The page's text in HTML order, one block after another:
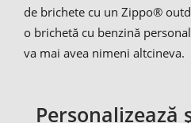
de brichete cu un Zippo®
o brichetă cu benzină
va mai avea nimeni altcineva.
Personalizează